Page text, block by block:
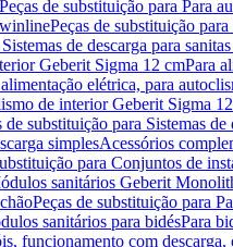
Peças de substituição para Para
Peças de substituição
de descarga para
Geberit Sigma 12 cmPara
elétrica, para
de interior Geberit Sigma
de substituição para Sistemas
simplesAcessórios
para Conjuntos de
sanitários Geberit
Peças de substituição para
sanitários para bidésPara
funcionamento com descarga,